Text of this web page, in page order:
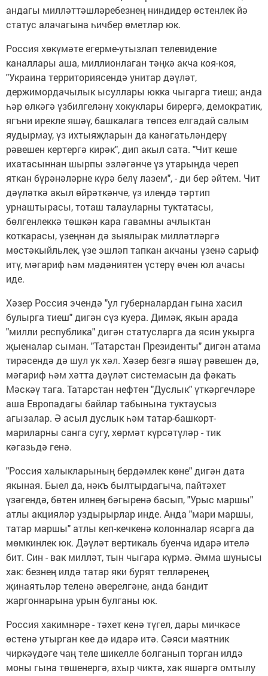
андагы милләттәшләребезнең ниндидер өстенлек йә
статус алачагына һичбер өметләр юк.
Россия хөкүмәте егерме-утызлап телевидение
каналлары аша, миллионлаган тәңкә акча коя-коя,
"Украина территориясендә унитар дәүләт,
держимордачылык ысуллары юкка чыгарга тиеш; анда
һәр өлкәгә үзбилгеләнү хокуклары бирергә, демократик,
ягъни ирекле яшәү, башкалага төпсез елгадай салым
яудырмау, үз ихтыяҗларын да канәгатьләндерү
рәвешен кертергә кирәк", дип акыл сата. "Чит кеше
ихатасыннан шырпы эзләгәнче үз утарыңда череп
яткан бүрәнәләрне күрә белү лазем", - ди бер әйтем. Чит
дәүләткә акыл өйрәткәнче, үз илеңдә тәртип
урнаштырасы, тоташ талауларны туктатасы,
бөлгенлеккә төшкән кара гавамны ачлыктан
коткарасы, үзеңнән дә зыялырак милләтләргә
мөстәкыйльлек, үзе эшләп тапкан акчаны үзенә сарыф
итү, мәгариф һәм мәдәниятен үстерү өчен юл ачасы
иде.
Хәзер Россия эчендә "ул губерналардан гына хасил
булырга тиеш" дигән сүз куера. Димәк, якын арада
"милли республика" дигән статусларга да ясин укырга
җыеналар сыман. "Татарстан Президенты" дигән атама
тирәсендә дә шул ук хәл. Хәзер безгә яшәү рәвешен дә,
мәгариф һәм хәтта дәүләт системасын да фәкать
Мәскәү тага. Татарстан нефтен "Дуслык" үткәргечләре
аша Европадагы байлар табынына туктаусыз
агызалар. Ә асыл дуслык һәм татар-башкорт-
мариларны санга сугу, хөрмәт күрсәтүләр - тик
кәгазьдә генә.
"Россия халыкларының бердәмлек көне" дигән дата
якыная. Быел да, нәкъ былтырдагыча, пайтәхет
үзәгендә, бөтен илнең бәгыренә басып, "Урыс маршы"
атлы акцияләр уздырырлар инде. Анда "мари маршы,
татар маршы" атлы кеп-кечкенә колонналар ясарга да
мөмкинлек юк. Дәүләт вертикаль буенча идарә ителә
бит. Син - вак милләт, тын чыгара күрмә. Әмма шунысы
хак: безнең илдә татар яки бурят телләренең
җинаятьләр теленә әверелгәне, анда бандит
жаргоннарына урын булганы юк.
Россия хакимнәре - тәхет кенә түгел, дары мичкәсе
өстенә утырган көе дә идарә итә. Сәяси маятник
чиркәүдәге чаң теле шикелле болганып торган илдә
моны гына төшенергә, ахыр чиктә, хак яшәргә омтылу